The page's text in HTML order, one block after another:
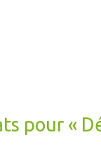
pour «